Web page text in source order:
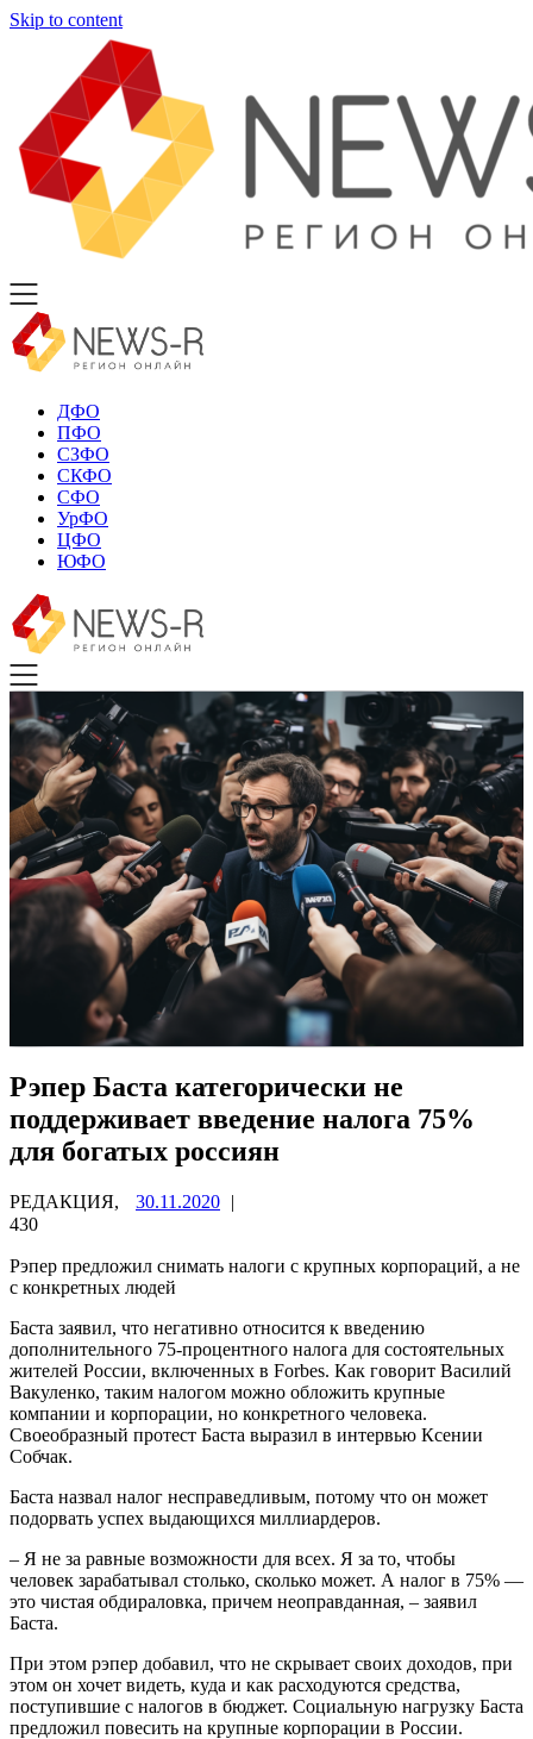
Skip to content
ДФО
ПФО
СЗФО
СКФО
СФО
УрФО
ЦФО
ЮФО
Рэпер Баста категорически не
поддерживает введение налога 75%
для богатых россиян
РЕДАКЦИЯ, 30.11.2020 |
430
Рэпер предложил снимать налоги с крупных корпораций, а не
с конкретных людей
Баста заявил, что негативно относится к введению
дополнительного 75-процентного налога для состоятельных
жителей России, включенных в Forbes. Как говорит Василий
Вакуленко, таким налогом можно обложить крупные
компании и корпорации, но конкретного человека.
Своеобразный протест Баста выразил в интервью Ксении
Собчак.
Баста назвал налог несправедливым, потому что он может
подорвать успех выдающихся миллиардеров.
– Я не за равные возможности для всех. Я за то, чтобы
человек зарабатывал столько, сколько может. А налог в 75% —
это чистая обдираловка, причем неоправданная, – заявил
Баста.
При этом рэпер добавил, что не скрывает своих доходов, при
этом он хочет видеть, куда и как расходуются средства,
поступившие с налогов в бюджет. Социальную нагрузку Баста
предложил повесить на крупные корпорации в России.